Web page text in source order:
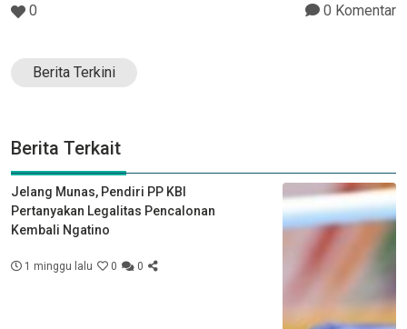
0 0 Komentar
Berita Terkini
Berita Terkait
Jelang Munas, Pendiri PP KBI
Pertanyakan Legalitas Pencalonan
Kembali Ngatino
1 minggu lalu 0 0